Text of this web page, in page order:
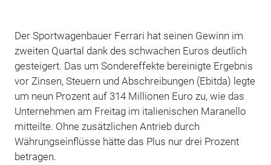
Der Sportwagenbauer Ferrari hat seinen Gewinn im
zweiten Quartal dank des schwachen Euros deutlich
gesteigert. Das um Sondereffekte bereinigte Ergebnis
vor Zinsen, Steuern und Abschreibungen (Ebitda) legte
um neun Prozent auf 314 Millionen Euro zu, wie das
Unternehmen am Freitag im italienischen Maranello
mitteilte. Ohne zusätzlichen Antrieb durch
Währungseinflüsse hätte das Plus nur drei Prozent
betragen.